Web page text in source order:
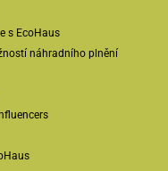
s EcoHaus
náhradního plnění